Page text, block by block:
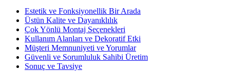
Estetik ve Fonksiyonellik Bir Arada
Üstün Kalite ve Dayanıklılık
Çok Yönlü Montaj Seçenekleri
Kullanım Alanları ve Dekoratif Etki
Müşteri Memnuniyeti ve Yorumlar
Güvenli ve Sorumluluk Sahibi Üretim
Sonuç ve Tavsiye